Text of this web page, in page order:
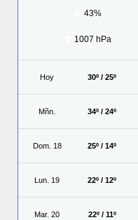
43%
1007 hPa
Hoy 30º / 25º
Mñn. 34º / 24º
Dom. 18 25º / 14º
Lun. 19 22º / 12º
Mar. 20 22º / 11º